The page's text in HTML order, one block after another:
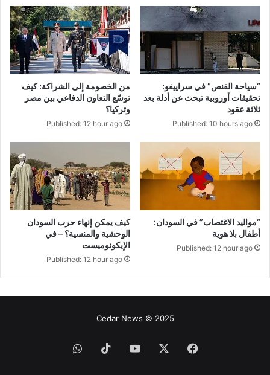
“سياحة القنص” في سراييفو:
تحقيقات أوروبية تبحث عن أدلة بعد
ثلاثة عقود
Published: 10 hours ago
من الخصومة إلى الشراكة: كيف
توسّع التعاون الدفاعي بين مصر
وتركيا؟
Published: 12 hour ago
“​​مواليد الاغتصاب” في السودان:
أطفال بلا هوية
Published: 12 hour ago
كيف يمكن إنهاء حرب السودان
الوحشية والمنسية؟ – في
الإيكونوميست
Published: 12 hour ago
Cedar News © 2025
فيسبوك ‫YouTube
‫TikTokواتساب